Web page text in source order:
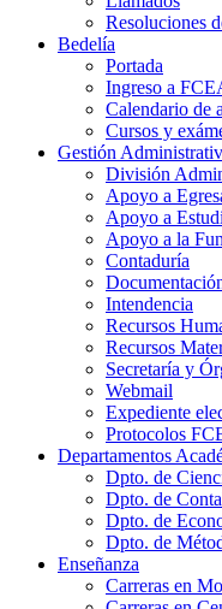
Resoluciones
Bedelía
Portada
Ingreso a
Calendario de
Cursos y
Gestión
División
Apoyo a
Apoyo a
Apoyo a la
Contaduría
Intendencia
Recursos
Recursos
Secretaría y
Webmail
Expediente
Protocolos
Departamentos
Dpto. de
Dpto. de
Dpto. de
Dpto. de
Enseñanza
Carreras en